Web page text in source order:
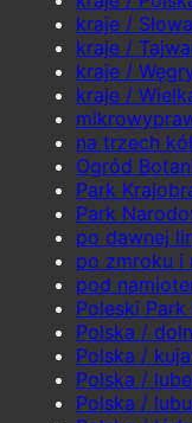
kraje /
kraje /
kraje /
kraje /
na trzech
Ogród
Park
Park
po dawnej
po zmroku i
pod
Poleski
Polska /
Polska /
Polska /
Polska /